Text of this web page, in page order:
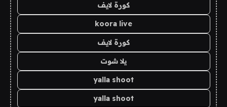
كورة لايف
koora live
كورة لايف
يلا شوت
yalla shoot
yalla shoot